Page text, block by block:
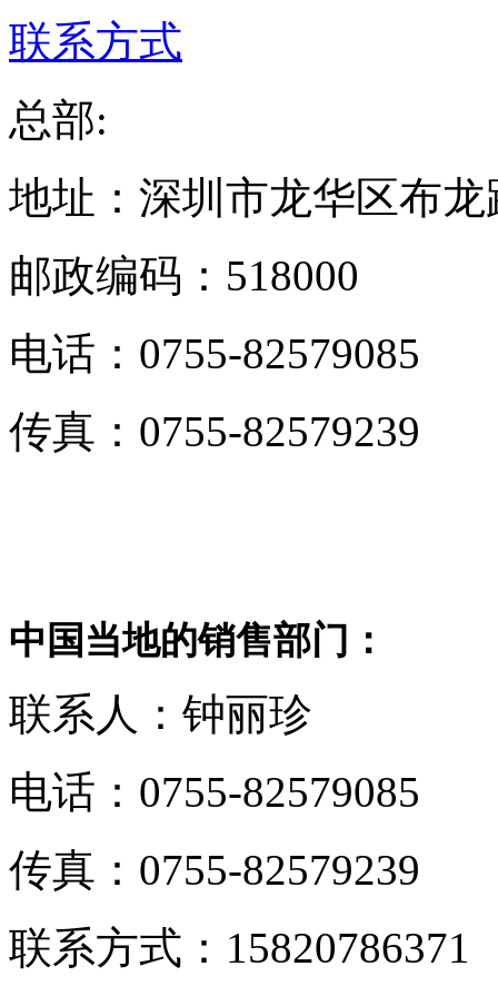
联系方式
总部:
地址：深圳市龙华区布
邮政编码：518000
电话：0755-82579085
传真：0755-82579239
中国当地的销售部门：
联系人
电话：0755-82579085
传真：0755-82579239
联系方式：15820786371